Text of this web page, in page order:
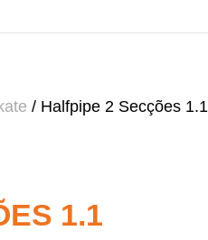
/ Halfpipe 2 Secções 1.1
1.1